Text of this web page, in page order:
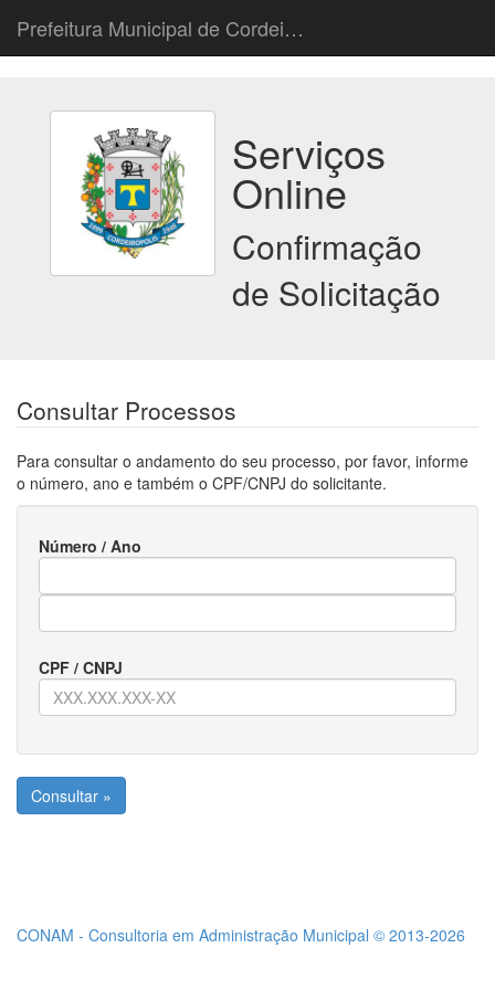
Prefeitura Municipal de Cordeiropolis
Serviços
Online
Confirmação
de Solicitação
Consultar Processos
Para consultar o andamento do seu processo, por favor, informe
o número, ano e também o CPF/CNPJ do solicitante.
Número / Ano
CPF / CNPJ
Consultar »
CONAM - Consultoria em Administração Municipal © 2013-2026